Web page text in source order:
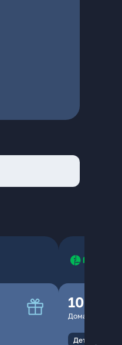
100
Домашний
Детали